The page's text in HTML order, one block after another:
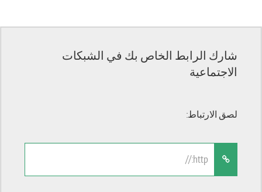
شارك الرابط الخاص بك في الشبكات
الاجتماعية
لصق الارتباط: